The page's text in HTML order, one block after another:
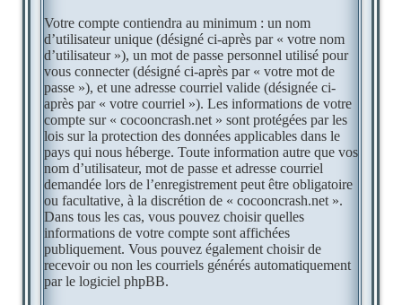
Votre compte contiendra au minimum : un nom
d’utilisateur unique (désigné ci-après par « votre nom
d’utilisateur »), un mot de passe personnel utilisé pour
vous connecter (désigné ci-après par « votre mot de
passe »), et une adresse courriel valide (désignée ci-
après par « votre courriel »). Les informations de votre
compte sur « cocooncrash.net » sont protégées par les
lois sur la protection des données applicables dans le
pays qui nous héberge. Toute information autre que vos
nom d’utilisateur, mot de passe et adresse courriel
demandée lors de l’enregistrement peut être obligatoire
ou facultative, à la discrétion de « cocooncrash.net ».
Dans tous les cas, vous pouvez choisir quelles
informations de votre compte sont affichées
publiquement. Vous pouvez également choisir de
recevoir ou non les courriels générés automatiquement
par le logiciel phpBB.